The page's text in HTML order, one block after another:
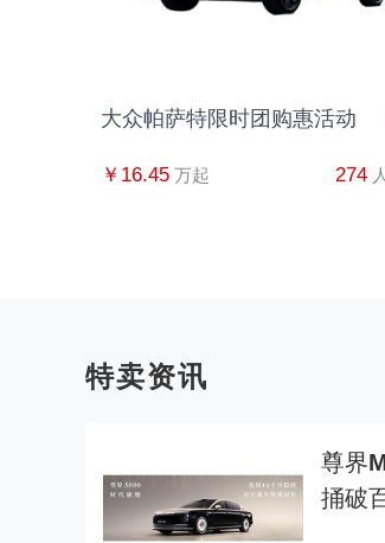
大众帕萨特限时团购惠活动
￥16.45 万起 274
特卖资讯
尊界
捅破